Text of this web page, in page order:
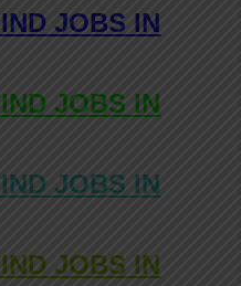
JOBS IN
JOBS IN
JOBS IN
JOBS IN